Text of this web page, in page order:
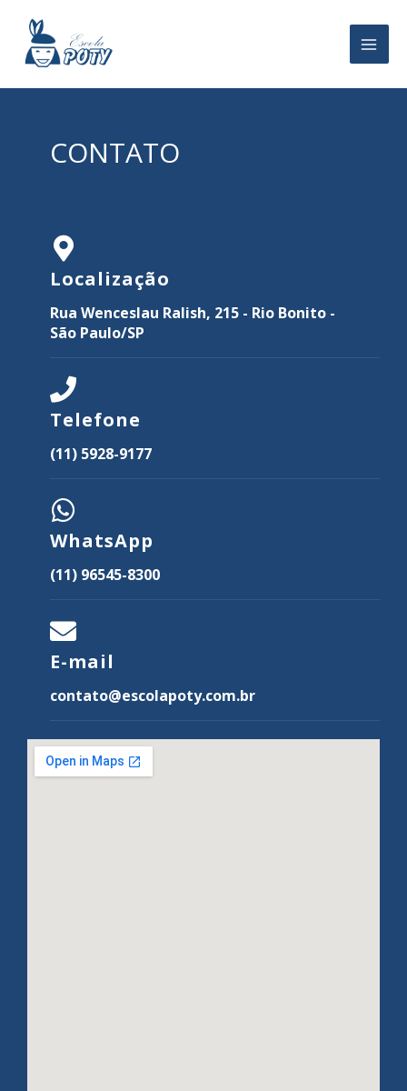
conteúdo
CONTATO
Localização
Rua Wenceslau Ralish, 215 - Rio Bonito -
São Paulo/SP
Telefone
(11) 5928-9177
WhatsApp
(11) 96545-8300
E-mail
contato@escolapoty.com.br